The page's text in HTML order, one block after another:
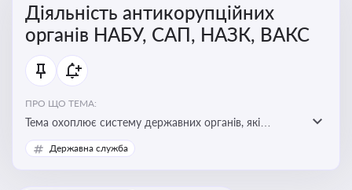
Діяльність антикорупційних
органів НАБУ, САП, НАЗК, ВАКС
ПРО ЩО ТЕМА:
Тема охоплює систему державних органів, які
здійснюють запобігання, виявлення та розслідування
корупційних правопорушень, що є ключовим
Державна служба